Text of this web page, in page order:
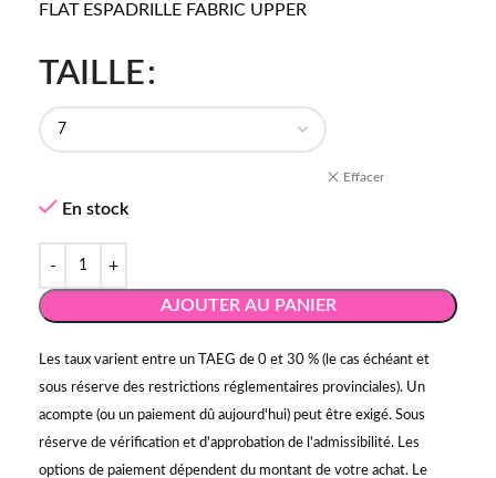
FLAT ESPADRILLE FABRIC UPPER
TAILLE
Effacer
En stock
AJOUTER AU PANIER
Les taux varient entre un TAEG de 0 et 30 % (le cas échéant et
sous réserve des restrictions réglementaires provinciales). Un
acompte (ou un paiement dû aujourd'hui) peut être exigé. Sous
réserve de vérification et d'approbation de l'admissibilité. Les
options de paiement dépendent du montant de votre achat. Le